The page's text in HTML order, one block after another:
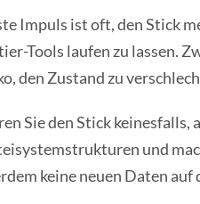
Impuls ist oft, den Stick
Tools laufen zu lassen.
den Zustand zu
Sie den Stick keinesfalls,
und
keine neuen Daten auf